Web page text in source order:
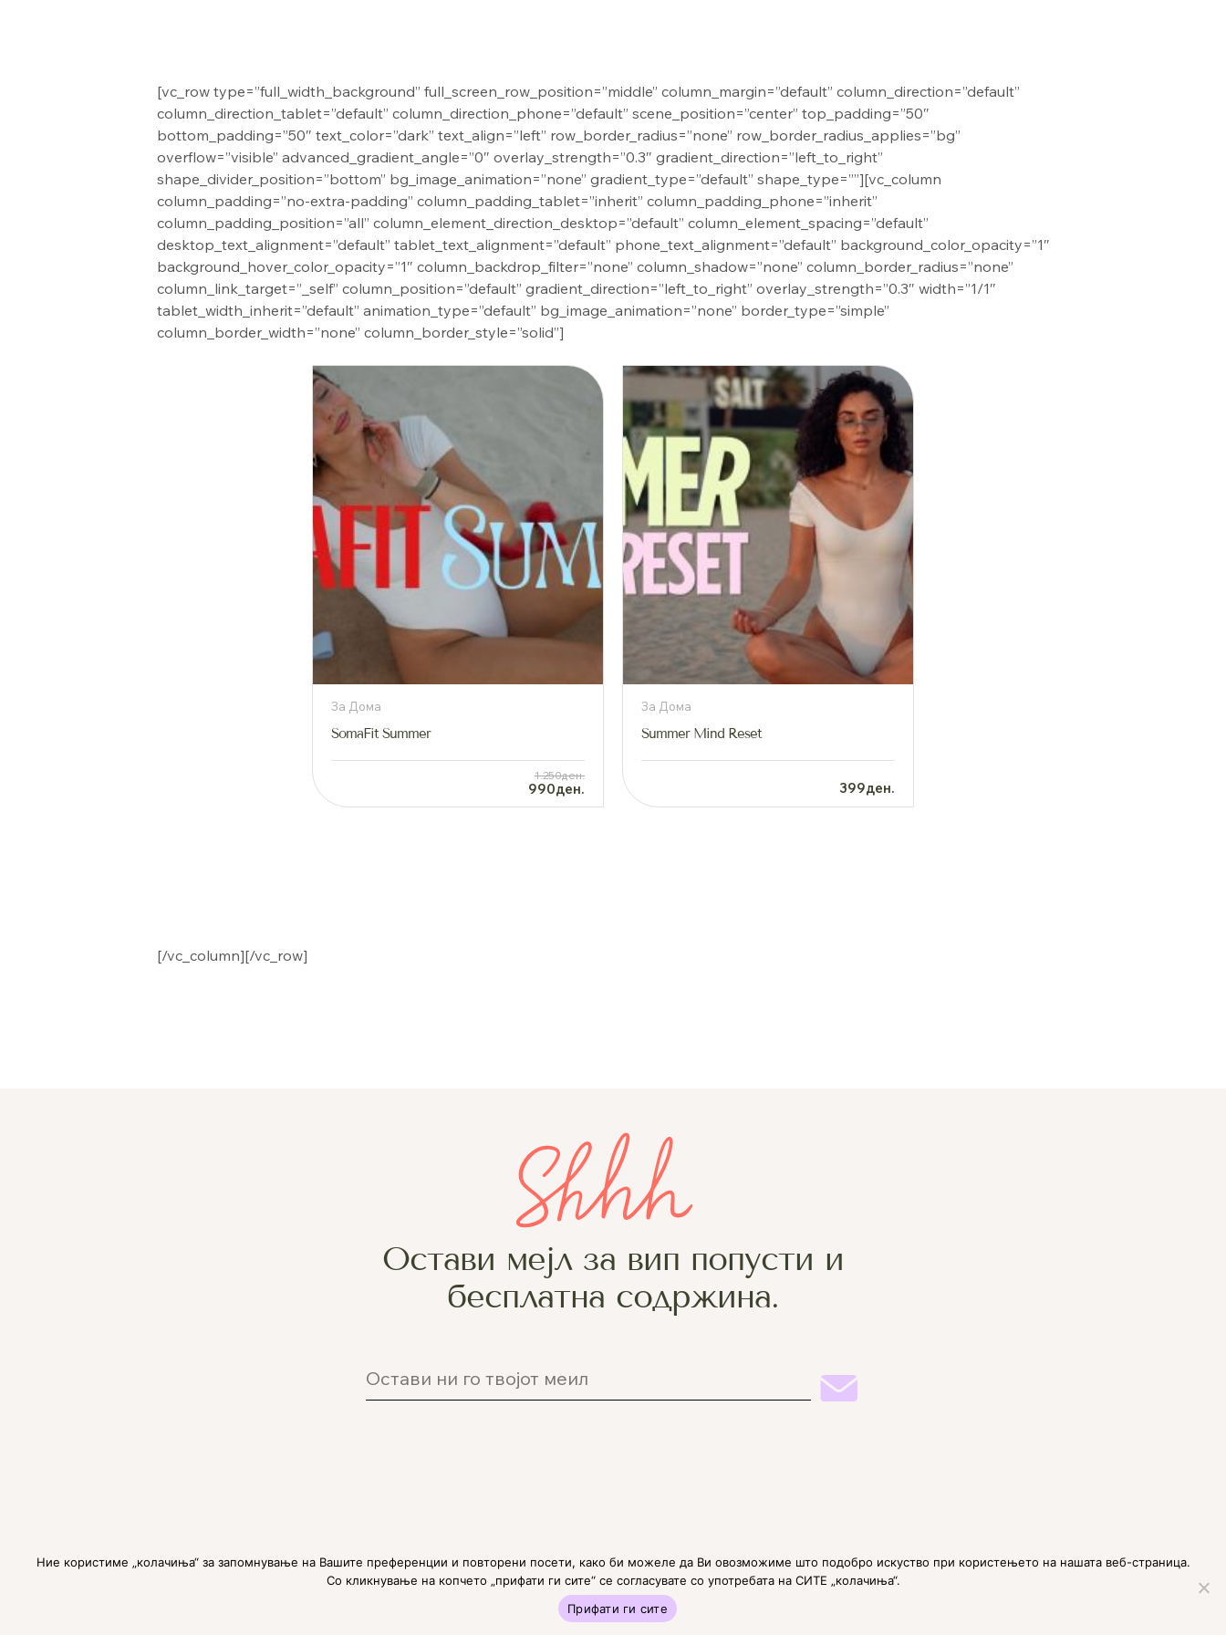
[vc_row type=”full_width_background” full_screen_row_position=”middle” column_margin=”default” column_direction=”default”
column_direction_tablet=”default” column_direction_phone=”default” scene_position=”center” top_padding=”50″
bottom_padding=”50″ text_color=”dark” text_align=”left” row_border_radius=”none” row_border_radius_applies=”bg”
overflow=”visible” advanced_gradient_angle=”0″ overlay_strength=”0.3″ gradient_direction=”left_to_right”
shape_divider_position=”bottom” bg_image_animation=”none” gradient_type=”default” shape_type=””][vc_column
column_padding=”no-extra-padding” column_padding_tablet=”inherit” column_padding_phone=”inherit”
column_padding_position=”all” column_element_direction_desktop=”default” column_element_spacing=”default”
desktop_text_alignment=”default” tablet_text_alignment=”default” phone_text_alignment=”default” background_color_opacity=”1″
background_hover_color_opacity=”1″ column_backdrop_filter=”none” column_shadow=”none” column_border_radius=”none”
column_link_target=”_self” column_position=”default” gradient_direction=”left_to_right” overlay_strength=”0.3″ width=”1/1″
tablet_width_inherit=”default” animation_type=”default” bg_image_animation=”none” border_type=”simple”
column_border_width=”none” column_border_style=”solid”]
За Дома
SomaFit Summer
1.250ден.
990ден.
За Дома
Summer Mind Reset
399ден.
[/vc_column][/vc_row]
Остави мејл за вип попусти и
бесплатна содржина.
Политика на приватност
Ние користиме „колачиња“ за запомнување на Вашите преференции и повторени посети, како би можеле да Ви овозможиме што подобро искуство при користењето на нашата веб-страница.
Со кликнување на копчето „прифати ги сите“ се согласувате со употребата на СИТЕ „колачиња“.
Прифати ги сите